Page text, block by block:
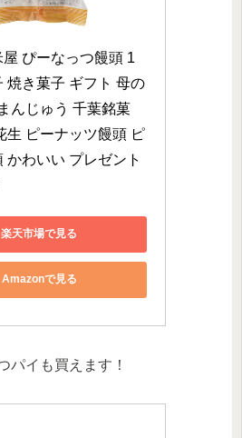
ぴーなっつ饅頭 1
焼き菓子 ギフト 母の
んじゅう 千葉銘菓
生 ピーナッツ饅頭 ピ
かわいい プレゼント
楽天市場で見る
Amazonで見る
パイも買えます！